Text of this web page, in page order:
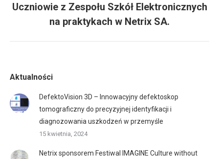
Next
post:
Uczniowie z Zespołu Szkół Elektronicznych
na praktykach w Netrix SA.
Aktualności
DefektoVision 3D – Innowacyjny defektoskop
tomograficzny do precyzyjnej identyfikacji i
diagnozowania uszkodzeń w przemyśle
15 kwietnia, 2024
Netrix sponsorem Festiwal IMAGINE Culture without